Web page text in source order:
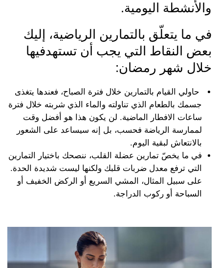
والأنشطة اليومية.
في ما يتعلّق بالتمارين الرياضية، إليك
بعض النقاط التي يجب أن تستهدفيها
خلال شهر رمضان:
حاولي القيام بالتمارين خلال فترة الصباح، فعندها يتغذى
جسمك بالطعام الذي تناولته والماء الذي شربته خلال فترة
ساعات الافطار الماضية. لن يكون هذا هو أفضل وقت
لممارسة الرياضة فحسب، بل إنه سيساعد على الشعور
بالانتعاش لبقية اليوم.
في ما يخصّ تمارين عضلة القلب، ننصحك باختيار التمارين
التي ترفع معدل ضربات قلبك ولكنها ليست شديدة الحدة.
على سبيل المثال، المشي السريع أو الركض الخفيف أو
السباحة أو ركوب الدراجة.